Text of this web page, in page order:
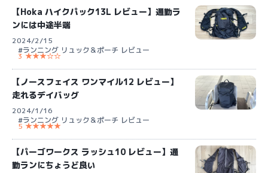
【Hoka ハイクパック13L レビュー】通勤ラ
ンには中途半端
2024/2/15
#ランニング リュック＆ポーチ レビュー
3 ★★★☆☆
【ノースフェイス ワンマイル12 レビュー】
走れるデイバッグ
2024/1/16
#ランニング リュック＆ポーチ レビュー
5 ★★★★★
【パーゴワークス ラッシュ10 レビュー】通
勤ランにちょうど良い